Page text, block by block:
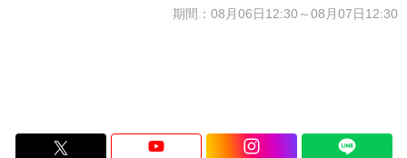
期間：08月06日12:30～08月07日12:30